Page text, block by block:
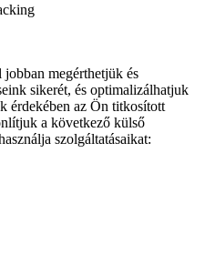
jobban megérthetjük és
sikerét, és optimalizálhatjuk
érdekében az Ön titkosított
a következő külső
szolgáltatásaikat: